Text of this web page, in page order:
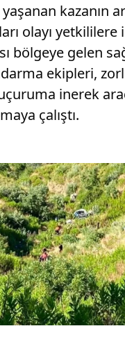
kazanın
olayı yetkililere
bölgeye gelen
ekipleri,
inerek
çalıştı.